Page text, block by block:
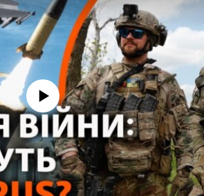
source currently available